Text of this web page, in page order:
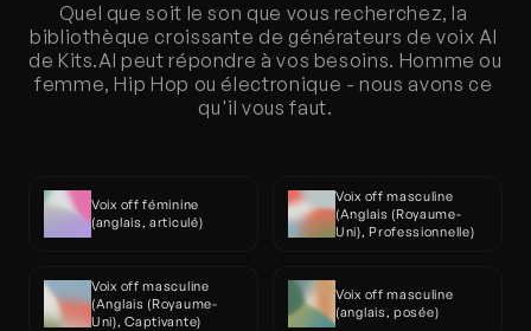
Quel que soit le son que vous recherchez, la
bibliothèque croissante de générateurs de voix AI
de Kits.AI peut répondre à vos besoins. Homme ou
femme, Hip Hop ou électronique - nous avons ce
qu'il vous faut.
Voix off féminine
(anglais, articulé)
Voix off masculine
(Anglais (Royaume-
Uni), Professionnelle)
Voix off masculine
(Anglais (Royaume-
Uni), Captivante)
Voix off masculine
(anglais, posée)